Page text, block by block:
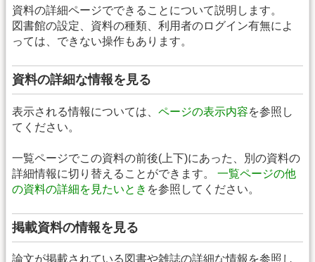
資料の詳細ページでできることについて説明します。
図書館の設定、資料の種類、利用者のログイン有無によ
っては、できない操作もあります。
資料の詳細な情報を見る
表示される情報については、 ページの表示内容を参照し
てください。
一覧ページでこの資料の前後(上下)にあった、別の資料の
詳細情報に切り替えることができます。 一覧ページの他
の資料の詳細を見たいとき を参照してください。
掲載資料の情報を見る
論文が掲載されている図書や雑誌の詳細な情報を参照し